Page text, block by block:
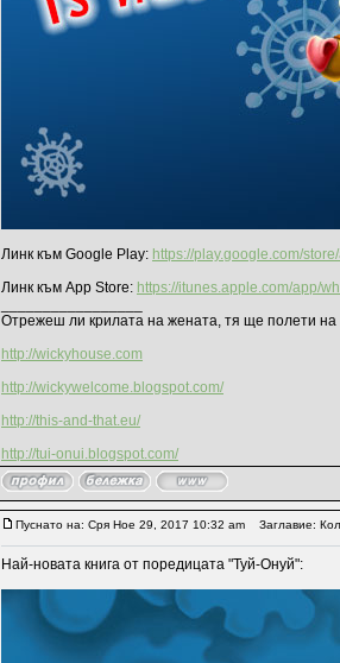
Линк към Google Play: https://play.google.com/
Линк към App Store: https://itunes.apple.com/app/
Отрежеш ли крилата на жената, тя ще полети на
http://wickyhouse.com
http://wickywelcome.blogspot.com/
http://this-and-that.eu/
http://tui-onui.blogspot.com/
Пуснато на: Сря Ное 29, 2017 10:32 am Заглавие:
Най-новата книга от поредицата "Туй-Онуй":